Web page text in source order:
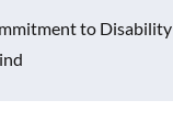
to Disability